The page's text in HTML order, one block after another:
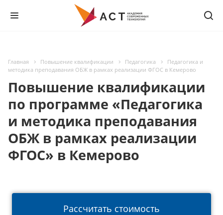
Главная Повышение квалификации Педагогика
Педагогика и
методика преподавания ОБЖ в рамках реализации ФГОС в Кемерово
Повышение квалификации
по программе «Педагогика
и методика преподавания
ОБЖ в рамках реализации
ФГОС» в Кемерово
Рассчитать стоимость